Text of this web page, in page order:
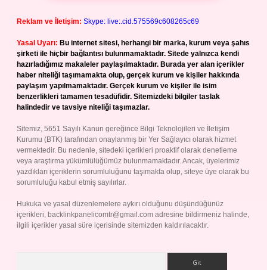
Reklam ve İletişim: Skype: live:.cid.575569c608265c69
Yasal Uyarı: Bu internet sitesi, herhangi bir marka, kurum veya şahıs
şirketi ile hiçbir bağlantısı bulunmamaktadır. Sitede yalnızca kendi
hazırladığımız makaleler paylaşılmaktadır. Burada yer alan içerikler
haber niteliği taşımamakta olup, gerçek kurum ve kişiler hakkında
paylaşım yapılmamaktadır. Gerçek kurum ve kişiler ile isim
benzerlikleri tamamen tesadüfidir. Sitemizdeki bilgiler taslak
halindedir ve tavsiye niteliği taşımazlar.
Sitemiz, 5651 Sayılı Kanun gereğince Bilgi Teknolojileri ve İletişim
Kurumu (BTK) tarafından onaylanmış bir Yer Sağlayıcı olarak hizmet
vermektedir. Bu nedenle, sitedeki içerikleri proaktif olarak denetleme
veya araştırma yükümlülüğümüz bulunmamaktadır. Ancak, üyelerimiz
yazdıkları içeriklerin sorumluluğunu taşımakta olup, siteye üye olarak bu
sorumluluğu kabul etmiş sayılırlar.
Hukuka ve yasal düzenlemelere aykırı olduğunu düşündüğünüz
içerikleri, backlinkpanelicomtr@gmail.com adresine bildirmeniz halinde,
ilgili içerikler yasal süre içerisinde sitemizden kaldırılacaktır.